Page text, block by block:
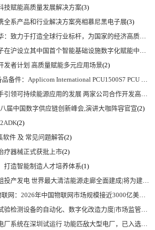
技赋能高质量发展解决方案(3)
全系产品和行业解决方案亮相慕尼黑电子展(3)
业标杆，为国家的经济高质量发展贡献更大力量|上海电气集团党委书记、董事长吴磊来访
沪设立其中国首个智能基础设施数字化赋能中心
发者计划 高质量赋能多元应用场景(2)
：Applicom International PCU1500S7 PCU 1500 S7 V4.5.0
用的发展 两家公司合作开发高性能储能和太阳能组串式逆变器方案 以实现可持续的未来
八届中国数字供应链创新峰会,演讲大咖阵容官宣(2)
(2)
软件 及 常见问题解答(2)
疗器械正式获批上市(2)
打造智能制造人才培养体系(1)
洁能源走廊全面建成|将为建设新型能源体系、保障国家能源安全、实现“双碳”目标提供有力支撑
物联网市场规模接近3000亿美元 智慧工厂、智慧城市、智慧电网等将占60%以上
、数字化改造力度|市场监管总局 工业和信息化部 关于促进企业计量能力提升的指导意见
统在深圳试运行 功能匹敌大型电厂，已入选国际典型案例